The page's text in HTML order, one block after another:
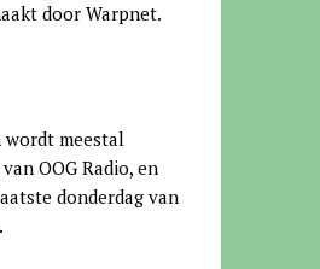
door Warpnet.
wordt meestal
OOG Radio, en
donderdag van
.